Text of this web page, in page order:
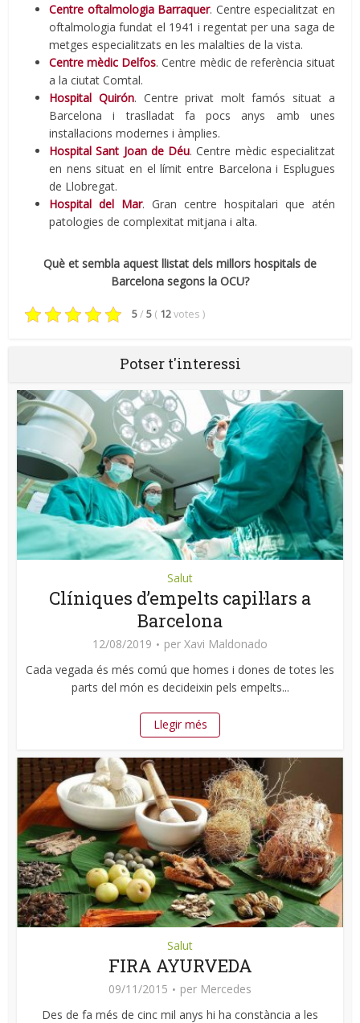
Centre oftalmologia Barraquer. Centre especialitzat en
oftalmologia fundat el 1941 i regentat per una saga de
metges especialitzats en les malalties de la vista.
Centre mèdic Delfos. Centre mèdic de referència situat
a la ciutat Comtal.
Hospital Quirón. Centre privat molt famós situat a
Barcelona i traslladat fa pocs anys amb unes
instal·lacions modernes i àmplies.
Hospital Sant Joan de Déu. Centre mèdic especialitzat
en nens situat en el límit entre Barcelona i Esplugues
de Llobregat.
Hospital del Mar. Gran centre hospitalari que atén
patologies de complexitat mitjana i alta.
Què et sembla aquest llistat dels millors hospitals de
Barcelona segons la OCU?
5/ 5 ( 12votes )
Potser t'interessi
Salut
Clíniques d’empelts capil·lars a
Barcelona
12/08/2019 per Xavi Maldonado
Cada vegada és més comú que homes i dones de totes les
parts del món es decideixin pels empelts...
Llegir més
Salut
FIRA AYURVEDA
09/11/2015 per Mercedes
Des de fa més de cinc mil anys hi ha constància a les